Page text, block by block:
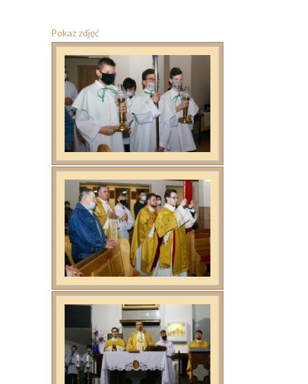
Pokaz zdjęć